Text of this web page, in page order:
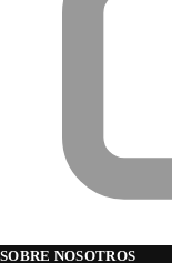
SOBRE NOSOTROS